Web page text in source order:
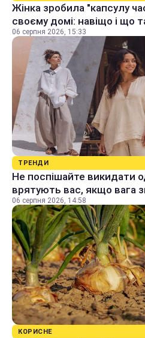
Жінка зробила "капсулу
своєму домі: навіщо і що
06 серпня 2026, 15:33
ТРЕНДИ
Не поспішайте викидати
врятують вас, якщо вага
06 серпня 2026, 14:58
КОРИСНЕ